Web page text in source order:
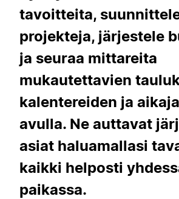
tavoitteita,
projekteja, järjestele
ja seuraa mittareita
mukautettavien
kalentereiden ja
avulla. Ne auttavat
asiat haluamallasi
kaikki helposti
paikassa.